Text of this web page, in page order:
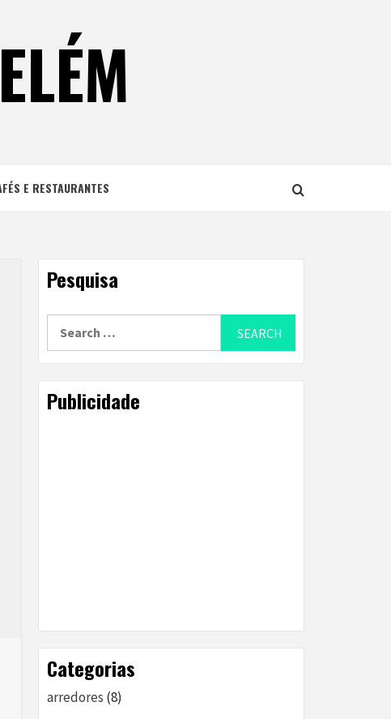
E RESTAURANTES
Pesquisa
Publicidade
Categorias
arredores (8)